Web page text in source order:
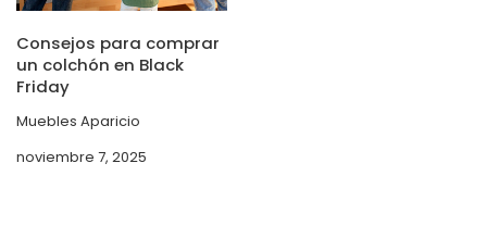
Consejos para comprar
un colchón en Black
Friday
Muebles Aparicio
noviembre 7, 2025